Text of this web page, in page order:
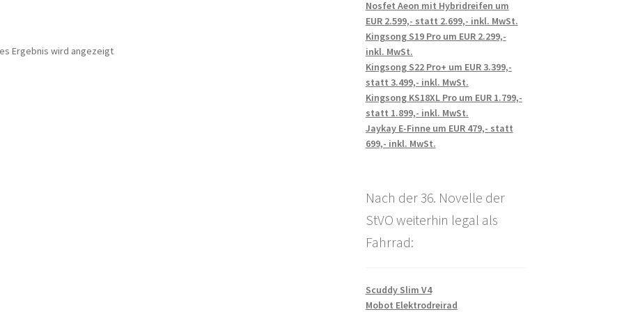
Ergebnis wird angezeigt
Nosfet Aeon mit Hybridreifen um
EUR 2.599,- statt 2.699,- inkl. MwSt.
Kingsong S19 Pro um EUR 2.299,-
inkl. MwSt.
Kingsong S22 Pro+ um EUR 3.399,-
statt 3.499,- inkl. MwSt.
Kingsong KS18XL Pro um EUR 1.799,-
statt 1.899,- inkl. MwSt.
Jaykay E-Finne um EUR 479,- statt
699,- inkl. MwSt.
Nach der 36. Novelle der
StVO weiterhin legal als
Fahrrad:
Scuddy Slim V4
Mobot Elektrodreirad